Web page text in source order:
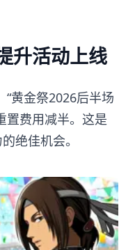
升活动上线
黄金祭2026后半场
置费用减半。这是
绝佳机会。